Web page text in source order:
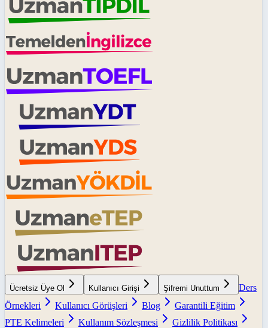
Ücretsiz Üye Ol Kullanıcı Girişi Şifremi Unuttum
Ders
Örnekleri
Kullanıcı Görüşleri Blog
Garantili Eğitim
PTE Kelimeleri
Kullanım Sözleşmesi
Gizlilik Politikası